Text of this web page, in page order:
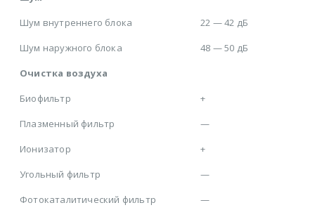
Шум внутреннего блока
22 — 42 дБ
Шум наружного блока
48 — 50 дБ
Очистка воздуха
Биофильтр
+
Плазменный фильтр
—
Ионизатор
+
Угольный фильтр
—
Фотокаталитический фильтр
—